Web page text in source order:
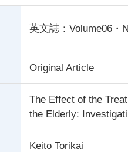
英文誌：Volume06・
Original Article
The Effect of the
the Elderly:
Keito Torikai